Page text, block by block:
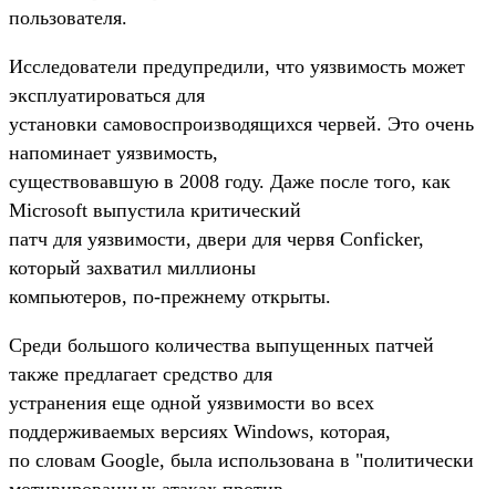
пользователя.
Исследователи предупредили, что уязвимость может
эксплуатироваться для
установки самовоспроизводящихся червей. Это очень
напоминает уязвимость,
существовавшую в 2008 году. Даже после того, как
Microsoft выпустила критический
патч для уязвимости, двери для червя Conficker,
который захватил миллионы
компьютеров, по-прежнему открыты.
Среди большого количества выпущенных патчей
также предлагает средство для
устранения еще одной уязвимости во всех
поддерживаемых версиях Windows, которая,
по словам Google, была использована в "политически